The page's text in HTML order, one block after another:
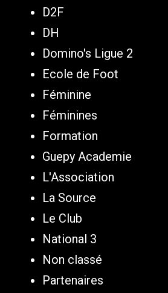
D2F
DH
Domino's Ligue 2
Ecole de Foot
Féminine
Féminines
Formation
Guepy Academie
L'Association
La Source
Le Club
National 3
Non classé
Partenaires